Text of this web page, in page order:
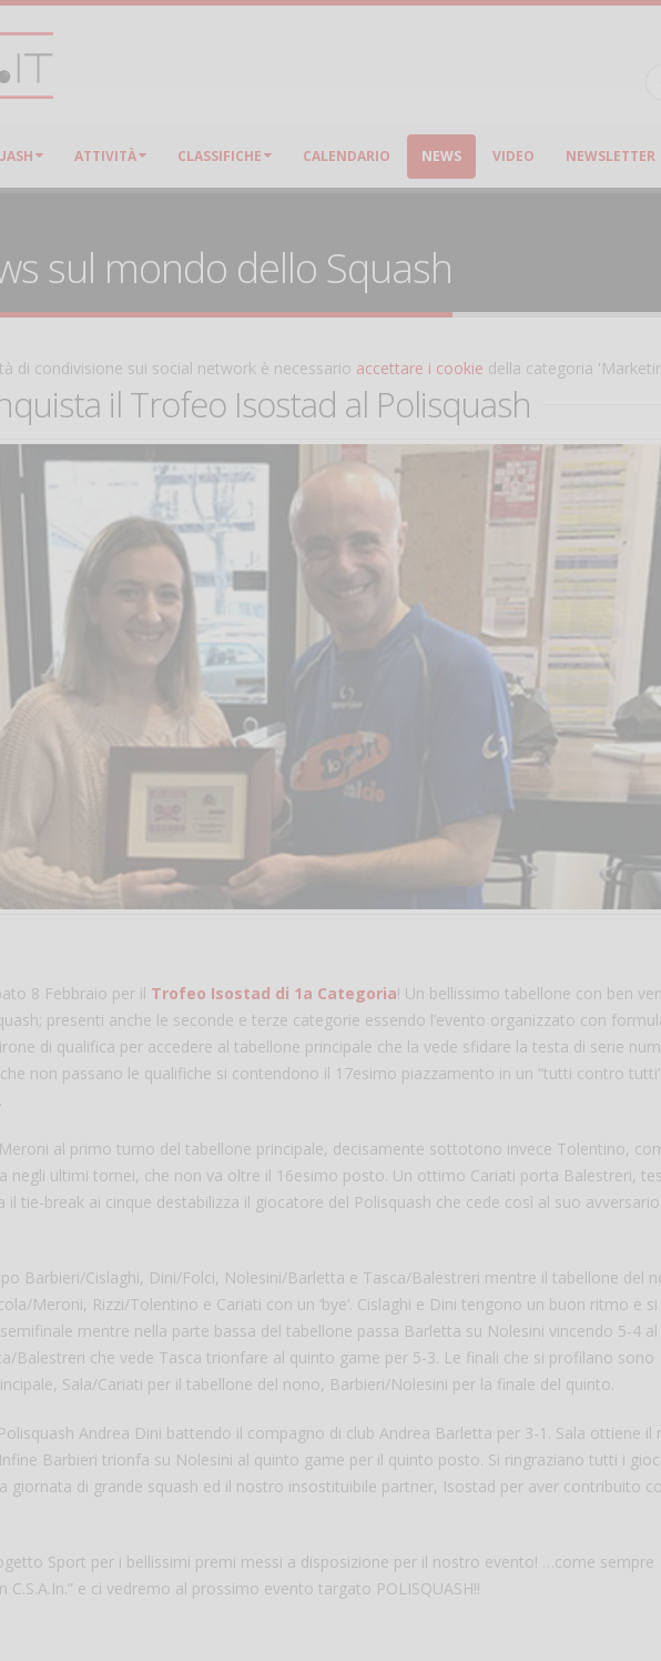
ATTIVITÀ CLASSIFICHE CALENDARIO NEWS VIDEO NEWSLETTER
sul mondo dello Squash
di condivisione sui social network è necessario accettare i cookie della categoria
il Trofeo Isostad al Polisquash
8 Febbraio per il Trofeo Isostad di 1a Categoria! Un bellissimo tabellone con ben
presenti anche le seconde e terze categorie essendo l’evento organizzato con
di qualifica per accedere al tabellone principale che la vede sfidare la testa di serie
non passano le qualifiche si contendono il 17esimo piazzamento in un “tutti contro
al primo turno del tabellone principale, decisamente sottotono invece Tolentino,
negli ultimi tornei, che non va oltre il 16esimo posto. Un ottimo Cariati porta Balestreri,
tie-break ai cinque destabilizza il giocatore del Polisquash che cede così al suo
Barbieri/Cislaghi, Dini/Folci, Nolesini/Barletta e Tasca/Balestreri mentre il tabellone del
Meroni, Rizzi/Tolentino e Cariati con un ‘bye’. Cislaghi e Dini tengono un buon ritmo e si
mentre nella parte bassa del tabellone passa Barletta su Nolesini vincendo 5-4
Balestreri che vede Tasca trionfare al quinto game per 5-3. Le finali che si profilano sono
Sala/Cariati per il tabellone del nono, Barbieri/Nolesini per la finale del quinto.
Andrea Dini battendo il compagno di club Andrea Barletta per 3-1. Sala ottiene il
Barbieri trionfa su Nolesini al quinto game per il quinto posto. Si ringraziano tutti i
giornata di grande squash ed il nostro insostituibile partner, Isostad per aver contribuito
Sport per i bellissimi premi messi a disposizione per il nostro evento! …come sempre
C.S.A.In.” e ci vedremo al prossimo evento targato POLISQUASH!!
come fare per
il campo per
un mio amico?
Devo chiamare il
telefonico o si può fare
Grazie